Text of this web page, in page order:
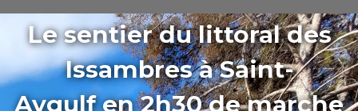
Le sentier du littoral des
Issambres à Saint-
Aygulf en 2h30 de marche